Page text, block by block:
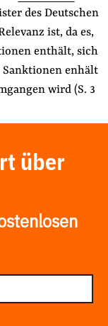
des Deutschen
ist, da es,
enthält, sich
enhält
wird (S. 3
über